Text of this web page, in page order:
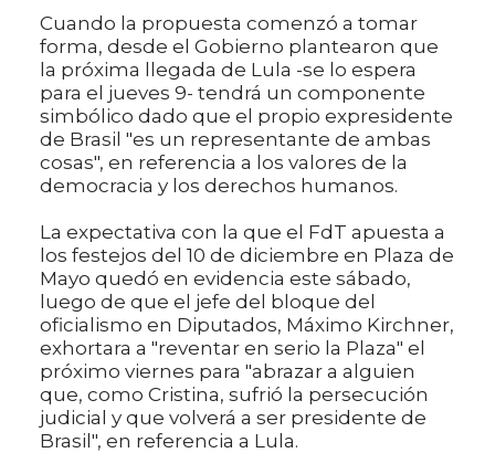
Cuando la propuesta comenzó a tomar
forma, desde el Gobierno plantearon que
la próxima llegada de Lula -se lo espera
para el jueves 9- tendrá un componente
simbólico dado que el propio expresidente
de Brasil "es un representante de ambas
cosas", en referencia a los valores de la
democracia y los derechos humanos.
La expectativa con la que el FdT apuesta a
los festejos del 10 de diciembre en Plaza de
Mayo quedó en evidencia este sábado,
luego de que el jefe del bloque del
oficialismo en Diputados, Máximo Kirchner,
exhortara a "reventar en serio la Plaza" el
próximo viernes para "abrazar a alguien
que, como Cristina, sufrió la persecución
judicial y que volverá a ser presidente de
Brasil", en referencia a Lula.